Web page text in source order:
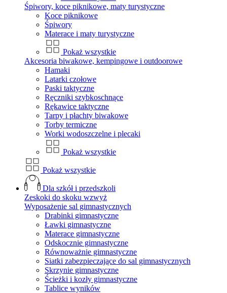
Śpiwory, koce piknikowe, maty turystyczne
Koce piknikowe
Śpiwory
Materace i maty turystyczne
Pokaż wszystkie
Akcesoria biwakowe, kempingowe i outdoorowe
Hamaki
Latarki czołowe
Paski taktyczne
Ręczniki szybkoschnące
Rękawice taktyczne
Tarpy i płachty biwakowe
Torby termiczne
Worki wodoszczelne i plecaki
Pokaż wszystkie
Pokaż wszystkie
Dla szkół i przedszkoli
Zeskoki do skoku wzwyż
Wyposażenie sal gimnastycznych
Drabinki gimnastyczne
Ławki gimnastyczne
Materace gimnastyczne
Odskocznie gimnastyczne
Równoważnie gimnastyczne
Siatki zabezpieczające do sal gimnastycznych
Skrzynie gimnastyczne
Ścieżki i kozły gimnastyczne
Tablice wyników